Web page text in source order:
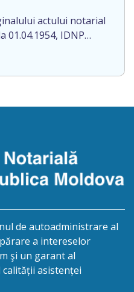
actului notarial
01.04.1954, IDNP
aduce la cunoștință
notarial: certificatul de
în R. Moldova, mun.
de autoadministrare al
a intereselor
şi un garant al
asistenței